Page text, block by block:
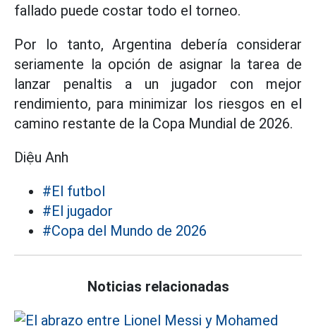
fallado puede costar todo el torneo.
Por lo tanto, Argentina debería considerar
seriamente la opción de asignar la tarea de
lanzar penaltis a un jugador con mejor
rendimiento, para minimizar los riesgos en el
camino restante de la Copa Mundial de 2026.
Diệu Anh
#El futbol
#El jugador
#Copa del Mundo de 2026
Noticias relacionadas